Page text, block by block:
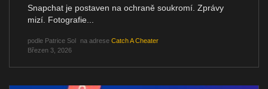
Snapchat je postaven na ochraně soukromí. Zprávy
mizí. Fotografie...
podle Patrice Sol na adrese Catch A Cheater
Březen 3, 2026